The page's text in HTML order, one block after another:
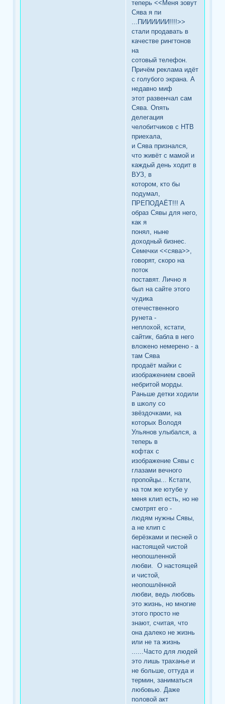
теперь <<Меня зовут
Сява я пи
...ПИИИИИИ!!!!>>
стали продавать в
качестве рингтонов
на
сотовый телефон.
Причём реклама идёт
с голубого экрана. А
недавно миф
этот развенчал сам
Сява. Опять
делегация
челобитчиков с НТВ
приехала,
и Сява признался,
что живёт с мамой и
каждый день ходит в
ВУЗ, в
котором, кто бы
подумал,
ПРЕПОДАЁТ!!! А
образ Сявы для него,
как я
понял, ныне
доходный бизнес.
Семечки <<сява>>,
говорят, скоро на
поток
поставят. Лично я
был на сайте этого
чудика
отечественного
рунета -
неплохой, кстати,
сайтик, бабла в него
вложено немерено - а
там Сява
продаёт майки с
изображением своей
небритой морды.
Раньше детки ходили
в школу со
звёздочками, на
которых Володя
Ульянов улыбался, а
теперь в
кофтах с
изображение Сявы с
глазами вечного
пропойцы... Кстати,
на том же ютубе у
меня клип есть, но не
смотрят его -
людям нужны Сявы,
а не клип с
берёзками и песней о
настоящей чистой
неопошленной
любви. О настоящей
и чистой,
неопошлённой
любви, ведь любовь
это жизнь, но многие
этого просто не
знают, считая, что
она далеко не жизнь
или не та жизнь
......Часто для людей
это лишь траханье и
не больше, оттуда и
термин, заниматься
любовью. Даже
половой акт